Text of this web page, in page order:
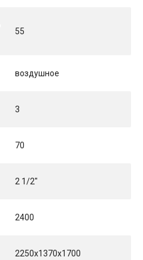
55
воздушное
3
70
2 1/2"
2400
2250х1370х1700